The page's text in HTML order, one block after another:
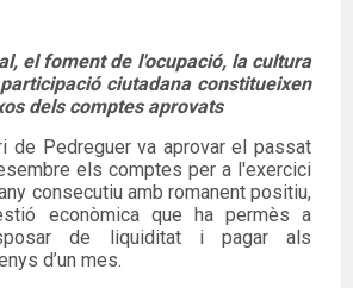
el foment de l'ocupació, la cultura
ciutadana constitueixen
dels comptes aprovats
de Pedreguer va aprovar el passat
els comptes per a l'exercici
consecutiu amb romanent positiu,
econòmica que ha permès a
de liquiditat i pagar als
d’un mes.